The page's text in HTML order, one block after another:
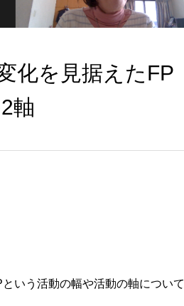
化を見据えたFP
軸
いう活動の幅や活動の軸について